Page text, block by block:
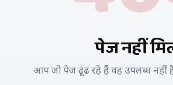
पेज नहीं
आप जो पेज ढूंढ रहे हैं वह उपलब्ध नहीं है